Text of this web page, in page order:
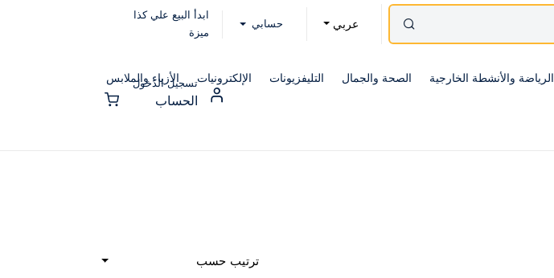
عربي حسابي
ابدأ البيع علي كذا
ميزة
الرياضة والأنشطة الخارجية الصحة والجمال التليفزيونات الإلكترونيات الأزياء والملابس
تسجيل الدخول
الحساب
ترتيب حسب